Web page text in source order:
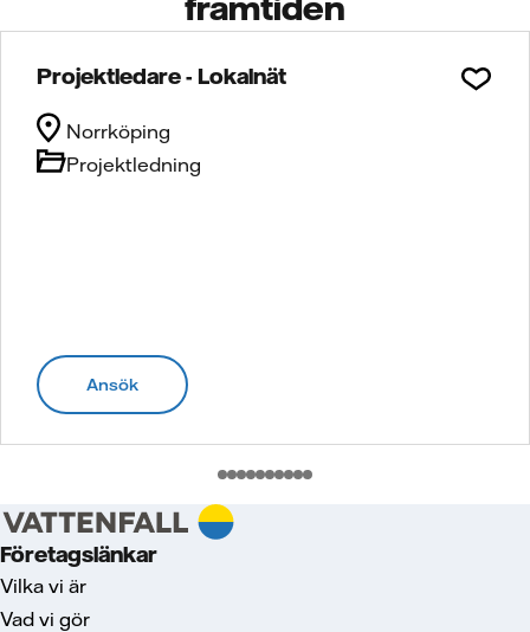
Projektledare - Lokalnät
Projektledning
Norrköping
Ansök
Företagslänkar
Vilka vi är
Vad vi gör